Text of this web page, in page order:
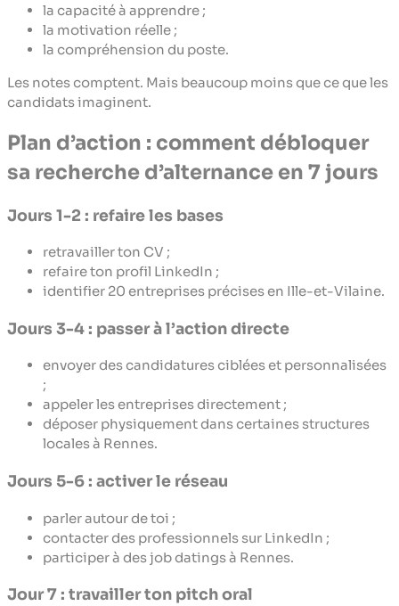
la capacité à apprendre ;
la motivation réelle ;
la compréhension du poste.
Les notes comptent. Mais beaucoup moins que ce que les
candidats imaginent.
Plan d’action : comment débloquer
sa recherche d’alternance en 7 jours
Jours 1-2 : refaire les bases
retravailler ton CV ;
refaire ton profil LinkedIn ;
identifier 20 entreprises précises en Ille-et-Vilaine.
Jours 3-4 : passer à l’action directe
envoyer des candidatures ciblées et personnalisées
;
appeler les entreprises directement ;
déposer physiquement dans certaines structures
locales à Rennes.
Jours 5-6 : activer le réseau
parler autour de toi ;
contacter des professionnels sur LinkedIn ;
participer à des job datings à Rennes.
Jour 7 : travailler ton pitch oral